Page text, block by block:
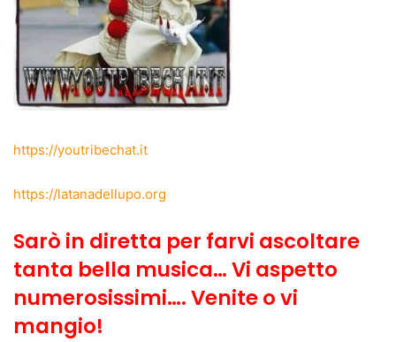
https://youtribechat.it
https://latanadellupo.org
Sarò in diretta per farvi ascoltare
tanta bella musica… Vi aspetto
numerosissimi…. Venite o vi
mangio!